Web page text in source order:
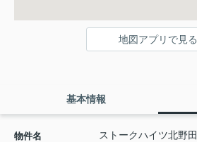
地図アプリで見る
基本情報
物件名 ストークハイツ北野田